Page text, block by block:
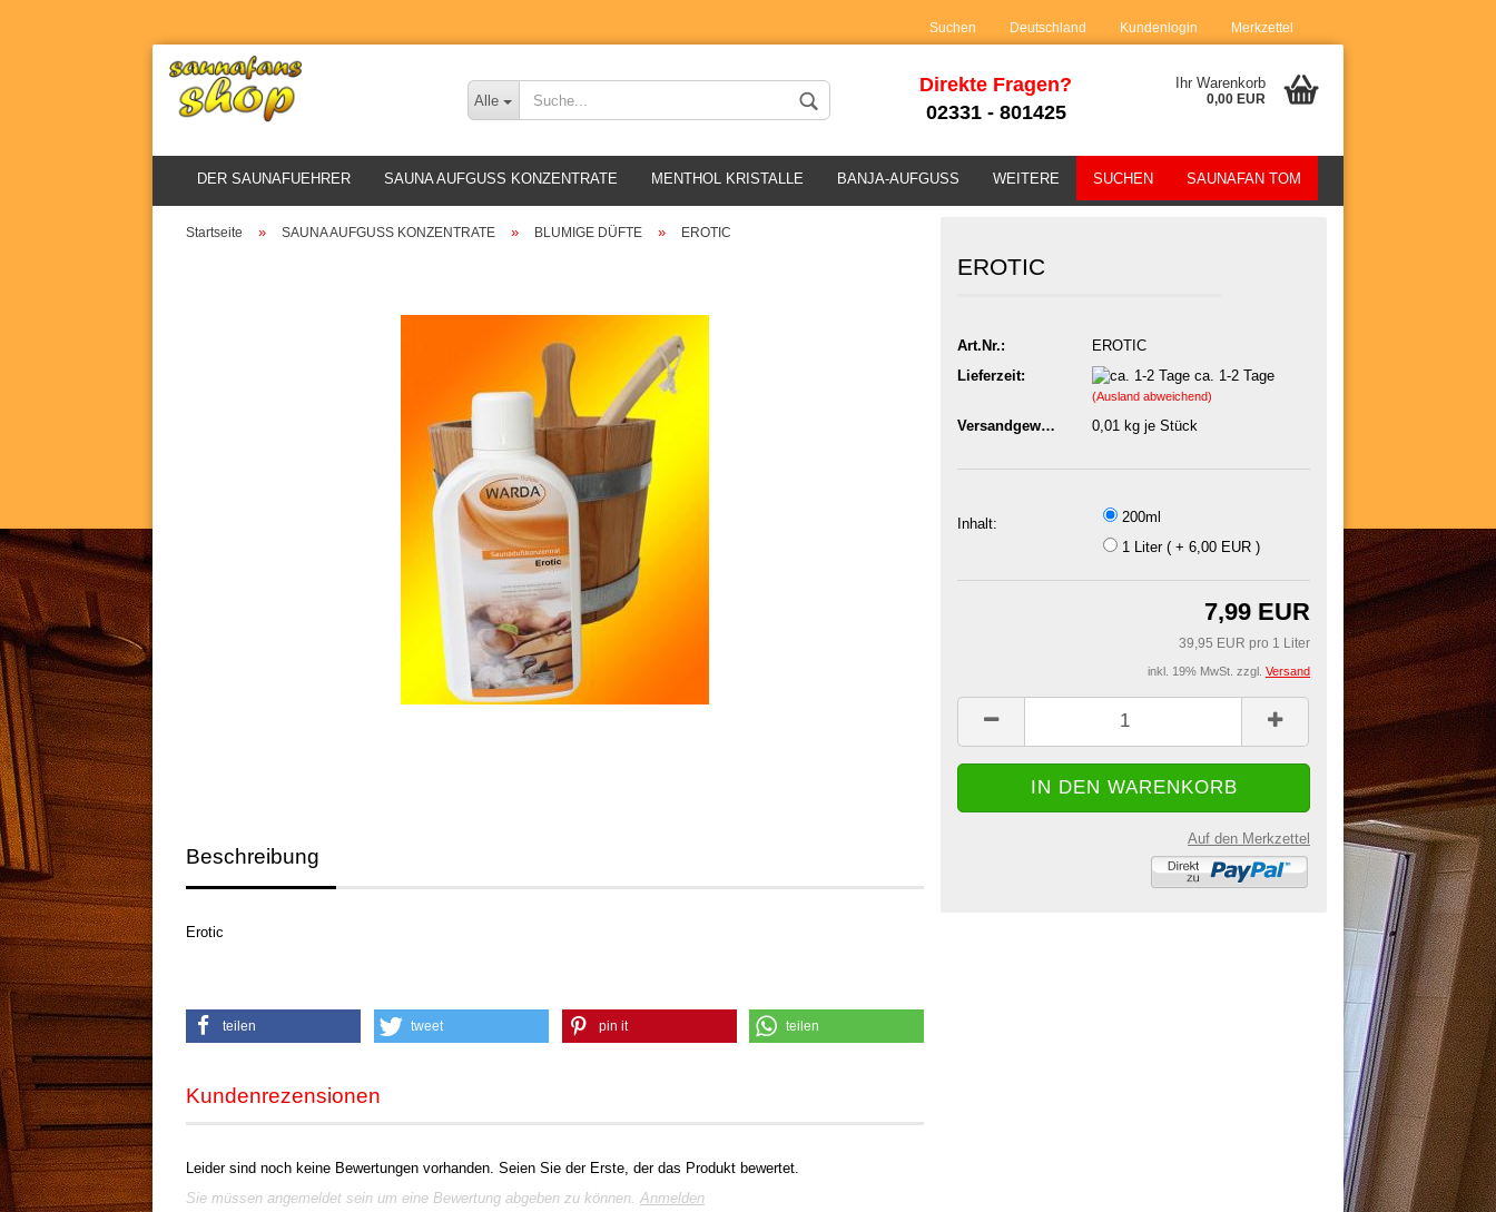
Suchen Deutschland
Wohnort
Kundenlogin
Passwort vergessen?
Merkzettel
Alle
Direkte Fragen?
02331 - 801425
Ihr Warenkorb
0,00 EUR
DER SAUNAFUEHRER SAUNA AUFGUSS KONZENTRATE MENTHOL KRISTALLE BANJA-AUFGUSS SUCHEN SAUNAFAN TOM
WEITERE
Startseite » SAUNA AUFGUSS KONZENTRATE » BLUMIGE DÜFTE » EROTIC
EROTIC
Art.Nr.:
EROTIC
Lieferzeit:
ca. 1-2 Tage
(Ausland abweichend)
Versandgewicht: 0,01kg je Stück
Inhalt:
200ml
1 Liter ( + 6,00 EUR )
7,99 EUR
39,95 EUR pro 1 Liter
inkl. 19% MwSt. zzgl. Versand
Auf den Merkzettel
Beschreibung
Erotic
teilen tweet pin it teilen
Kundenrezensionen
Leider sind noch keine Bewertungen vorhanden. Seien Sie der Erste, der das Produkt bewertet.
Sie müssen angemeldet sein um eine Bewertung abgeben zu können. Anmelden